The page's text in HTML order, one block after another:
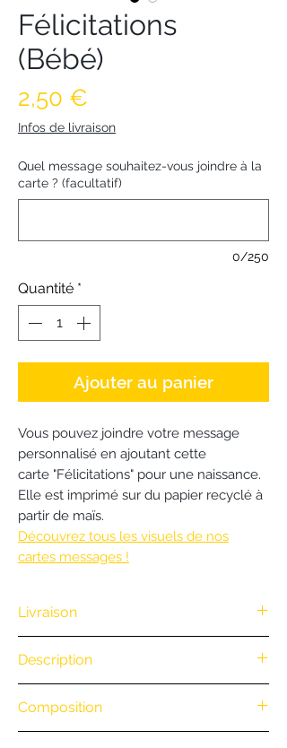
Félicitations
(Bébé)
2,50 €
Infos de livraison
Quel message souhaitez-vous joindre à la
carte ? (facultatif)
0/250
Quantité *
Ajouter au panier
Vous pouvez joindre votre message
personnalisé en ajoutant cette
carte "Félicitations" pour une naissance.
Elle est imprimé sur du papier recyclé à
partir de maïs.
Découvrez tous les visuels de nos
cartes messages !
Livraison
100€ d'achat. (Exclusivité Web non
valable pour une commande
par téléphone)
• Retrait en boutique : gratuit
Description
Composition